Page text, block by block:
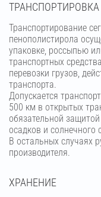
ТРАНСПОРТИРОВКА
Транспортирование
пенополистирола
упаковке, россыпью
транспортных
перевозки грузов,
транспорта.
Допускается
500 км в открытых
обязательной
осадков и солнечного
В остальных случаях
производителя.
ХРАНЕНИЕ